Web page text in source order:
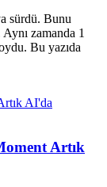
sürdü. Bunu
zamanda 1
Bu yazıda
Artık